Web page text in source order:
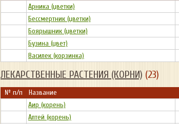
Арника (цветки)
Бессмертник (цветки)
Боярышник (цветки)
Бузина (цвет)
Василек (корзинка)
ЛЕКАРСТВЕННЫЕ РАСТЕНИЯ (КОРНИ) (23)
№ п/п Название
Аир (корень)
Алтей (корень)